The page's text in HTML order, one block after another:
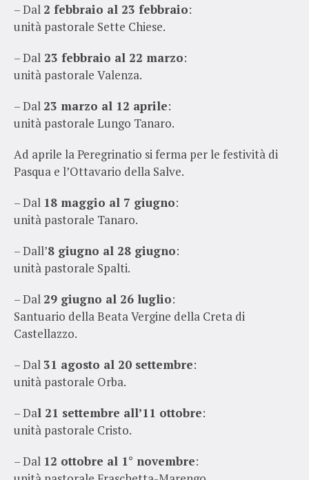
– Dal 2 febbraio al 23 febbraio:
unità pastorale Sette Chiese.
– Dal 23 febbraio al 22 marzo:
unità pastorale Valenza.
– Dal 23 marzo al 12 aprile:
unità pastorale Lungo Tanaro.
Ad aprile la Peregrinatio si ferma per le festività di
Pasqua e l’Ottavario della Salve.
– Dal 18 maggio al 7 giugno:
unità pastorale Tanaro.
– Dall’8 giugno al 28 giugno:
unità pastorale Spalti.
– Dal 29 giugno al 26 luglio:
Santuario della Beata Vergine della Creta di
Castellazzo.
– Dal 31 agosto al 20 settembre:
unità pastorale Orba.
– Dal 21 settembre all’11 ottobre:
unità pastorale Cristo.
– Dal 12 ottobre al 1° novembre: